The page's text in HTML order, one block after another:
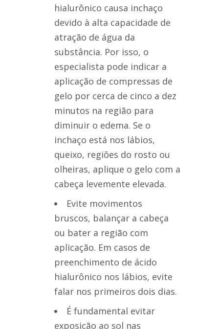
hialurônico causa inchaço
devido à alta capacidade de
atração de água da
substância. Por isso, o
especialista pode indicar a
aplicação de compressas de
gelo por cerca de cinco a dez
minutos na região para
diminuir o edema. Se o
inchaço está nos lábios,
queixo, regiões do rosto ou
olheiras, aplique o gelo com a
cabeça levemente elevada.
Evite movimentos
bruscos, balançar a cabeça
ou bater a região com
aplicação. Em casos de
preenchimento de ácido
hialurônico nos lábios, evite
falar nos primeiros dois dias.
É fundamental evitar
exposição ao sol nas